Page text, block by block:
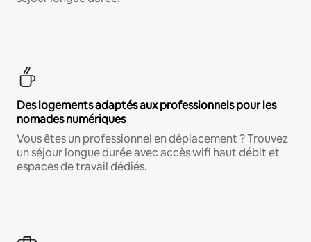
Des logements adaptés aux professionnels pour les
nomades numériques
Vous êtes un professionnel en déplacement ? Trouvez
un séjour longue durée avec accès wifi haut débit et
espaces de travail dédiés.